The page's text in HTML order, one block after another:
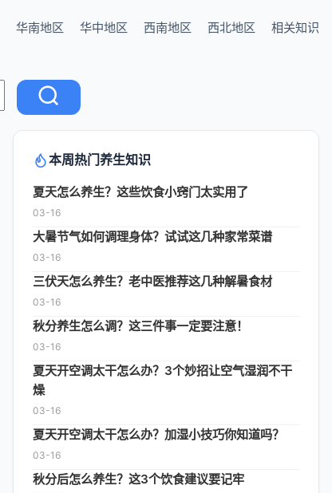
华南地区 华中地区 西南地区 西北地区 相关知识
本周热门养生知识
夏天怎么养生？这些饮食小窍门太实用了
03-16
大暑节气如何调理身体？试试这几种家常菜谱
03-16
三伏天怎么养生？老中医推荐这几种解暑食材
03-16
秋分养生怎么调？这三件事一定要注意！
03-16
夏天开空调太干怎么办？3个妙招让空气湿润不干
燥
03-16
夏天开空调太干怎么办？加湿小技巧你知道吗？
03-16
秋分后怎么养生？这3个饮食建议要记牢